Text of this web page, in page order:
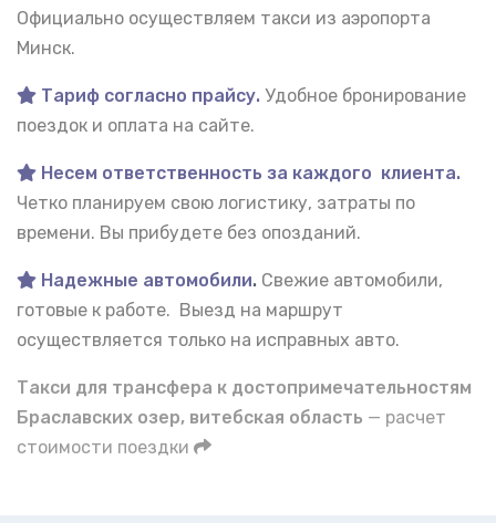
Официально осуществляем такси из аэропорта
Минск.
Тариф согласно прайсу. Удобное бронирование
поездок и оплата на сайте.
Несем ответственность за каждого клиента.
Четко планируем свою логистику, затраты по
времени. Вы прибудете без опозданий.
Надежные автомобили. Свежие автомобили,
готовые к работе. Выезд на маршрут
осуществляется только на исправных авто.
Такси для трансфера к достопримечательностям
Браславских озер, витебская область — расчет
стоимости поездки